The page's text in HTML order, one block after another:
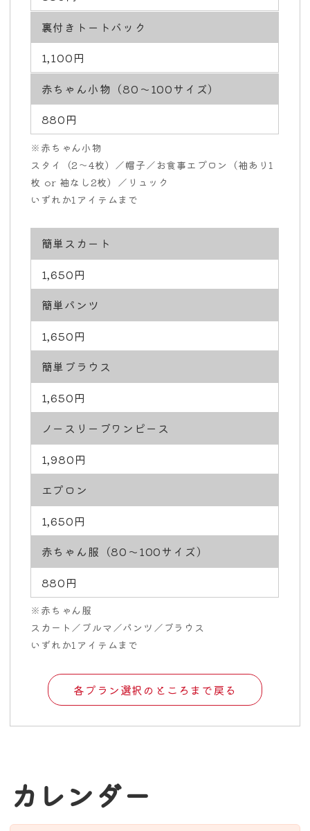
裏付きトートバック
1,100円
赤ちゃん小物（80～100サイズ）
880円
※赤ちゃん小物
スタイ（2〜4枚）／帽子／お食事エプロン（袖あり1
枚 or 袖なし2枚）／リュック
いずれか1アイテムまで
簡単スカート
1,650円
簡単パンツ
1,650円
簡単ブラウス
1,650円
ノースリーブワンピース
1,980円
エプロン
1,650円
赤ちゃん服（80～100サイズ）
880円
※赤ちゃん服
スカート／ブルマ／パンツ／ブラウス
いずれか1アイテムまで
各プラン選択のところまで戻る
カレンダー